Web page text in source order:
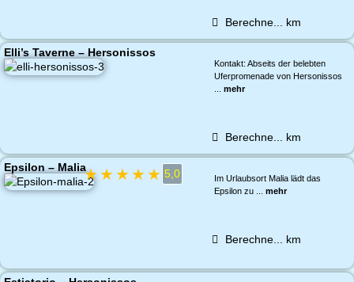
Berechne... km
Elli’s Taverne – Hersonissos
Kontakt: Abseits der belebten
Uferpromenade von Hersonissos
mehr
Berechne... km
Epsilon – Malia★★★★★ 5,0
Im Urlaubsort Malia lädt das
Epsilon zu ... mehr
Berechne... km